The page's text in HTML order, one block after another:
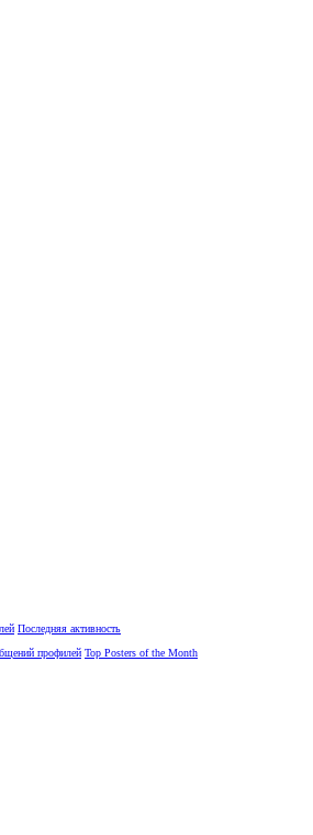
Последняя активность
профилей Top Posters of the Month